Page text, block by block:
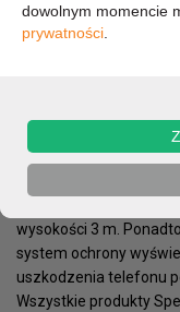
OPIS
która chroni telefon
wszystko dzięki
siłę uderzenia oraz
wstrząsy. W ten
wysokości 3 m.
system ochrony
uszkodzenia telefonu
Wszystkie produkty
dowolnym momencie
prywatności